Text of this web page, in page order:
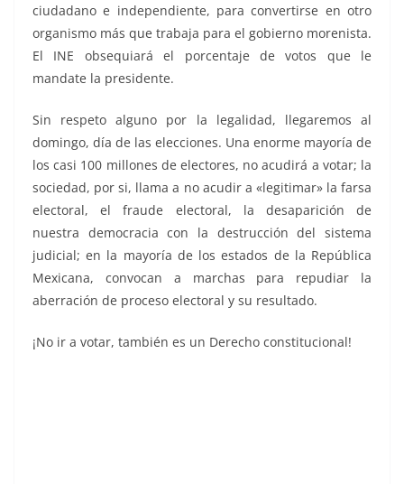
ciudadano e independiente, para convertirse en otro
organismo más que trabaja para el gobierno morenista.
El INE obsequiará el porcentaje de votos que le
mandate la presidente.
Sin respeto alguno por la legalidad, llegaremos al
domingo, día de las elecciones. Una enorme mayoría de
los casi 100 millones de electores, no acudirá a votar; la
sociedad, por si, llama a no acudir a «legitimar» la farsa
electoral, el fraude electoral, la desaparición de
nuestra democracia con la destrucción del sistema
judicial; en la mayoría de los estados de la República
Mexicana, convocan a marchas para repudiar la
aberración de proceso electoral y su resultado.
¡No ir a votar, también es un Derecho constitucional!